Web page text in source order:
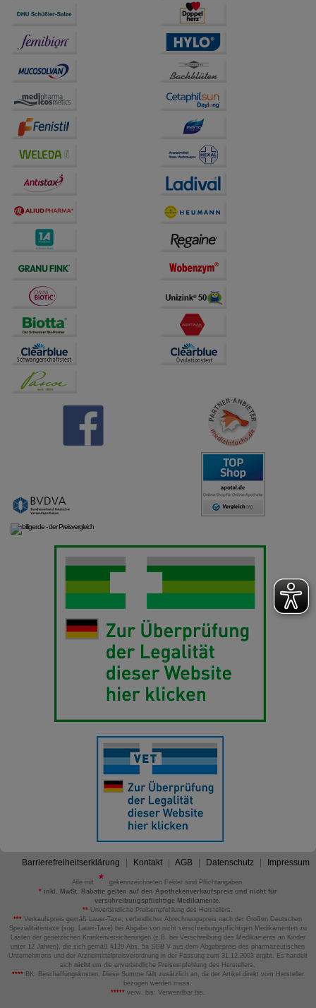
Barrierefreiheitserklärung Kontakt AGB Datenschutz Impressum
Alle mit
gekennzeichneten Felder sind Pflichtangaben.
*inkl. MwSt. Rabatte gelten auf den Apothekenverkaufspreis und nicht für
verschreibungspflichtige Medikamente.
** Unverbindliche Preisempfehlung des Herstellers.
*** Verkaufspreis gemäß Lauer-Taxe; verbindlicher Abrechnungspreis nach der Großen Deutschen
Spezialitätentaxe (sog. Lauer-Taxe) bei Abgabe von nicht verschreibungspflichtigen Medikamenten zu
Lasten der gesetzlichen Krankenversicherungen (z.B. bei Verschreibung des Medikaments an Kinder
unter 12 Jahren), die sich gemäß §129 Abs. 5a SGB V aus dem Abgabepreis des pharmazeutischen
Unternehmens und der Arzneimittelpreisverordnung in der Fassung zum 31.12.2003 ergibt. Es handelt
sich nicht um die unverbindliche Preisempfehlung des Herstellers.
****BK: Beschaffungskosten. Diese Summe fällt zusätzlich an, da der Artikel direkt vom Hersteller
bezogen werden muss.
*****verw. bis: Verwendbar bis.